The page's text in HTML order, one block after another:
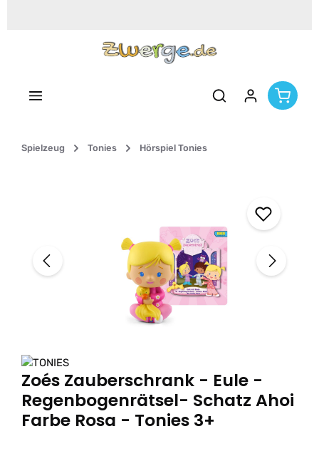
Spielzeug Tonies Hörspiel Tonies
Zoés Zauberschrank - Eule -
Regenbogenrätsel- Schatz Ahoi
Farbe Rosa - Tonies 3+